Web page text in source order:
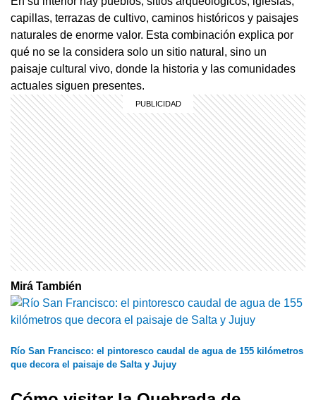
capillas, terrazas de cultivo, caminos históricos y paisajes
naturales de enorme valor. Esta combinación explica por
qué no se la considera solo un sitio natural, sino un
paisaje cultural vivo, donde la historia y las comunidades
actuales siguen presentes.
Mirá También
Río San Francisco: el pintoresco caudal de agua de 155 kilómetros
que decora el paisaje de Salta y Jujuy